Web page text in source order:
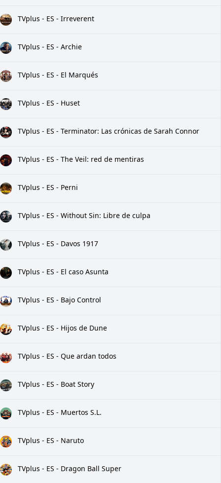
TVplus - ES - Irreverent
TVplus - ES - Archie
TVplus - ES - El Marqués
TVplus - ES - Huset
TVplus - ES - Terminator: Las crónicas de Sarah Connor
TVplus - ES - The Veil: red de mentiras
TVplus - ES - Perni
TVplus - ES - Without Sin: Libre de culpa
TVplus - ES - Davos 1917
TVplus - ES - El caso Asunta
TVplus - ES - Bajo Control
TVplus - ES - Hijos de Dune
TVplus - ES - Que ardan todos
TVplus - ES - Boat Story
TVplus - ES - Muertos S.L.
TVplus - ES - Naruto
TVplus - ES - Dragon Ball Super